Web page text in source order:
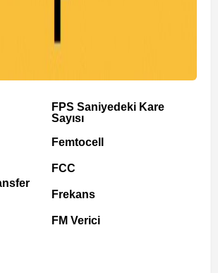
FPS Saniyedeki Kare
Sayısı
Femtocell
FCC
Frekans
FM Verici